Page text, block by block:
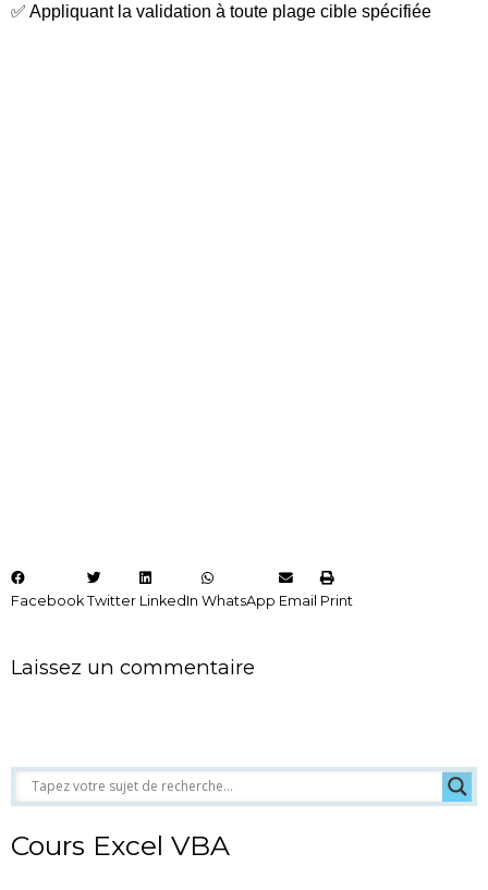
✅ Appliquant la validation à toute plage cible spécifiée
Facebook Twitter LinkedIn WhatsApp Email Print
Laissez un commentaire
Cours Excel VBA